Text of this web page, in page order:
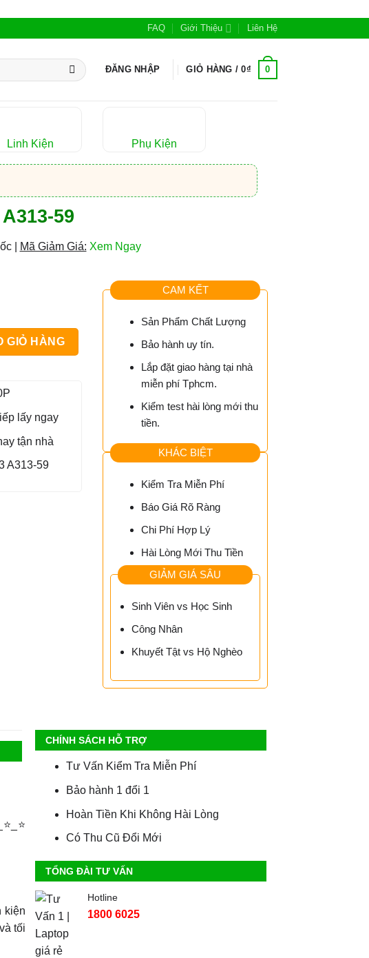
FAQ Giới Thiệu Liên Hệ
ĐĂNG NHẬP GIỎ HÀNG /0₫ 0
Linh Kiện Phụ Kiện
59
| Mã Giảm Giá: Xem Ngay
59 số lượng
GIỎ HÀNG
lấy ngay
tận nhà
A313-59
CAM KẾT
Sản Phẩm Chất Lượng
Bảo hành uy tín.
Lắp đặt giao hàng tại nhà
miễn phí Tphcm.
Kiểm test hài lòng mới thu
tiền.
KHÁC BIỆT
Kiểm Tra Miễn Phí
Báo Giá Rõ Ràng
Chi Phí Hợp Lý
Hài Lòng Mới Thu Tiền
GIẢM GIÁ SÂU
Sinh Viên vs Học Sinh
Công Nhân
Khuyết Tật vs Hộ Nghèo
kiện
tối
CHÍNH SÁCH HỖ TRỢ
Tư Vấn Kiểm Tra Miễn Phí
Bảo hành 1 đổi 1
Hoàn Tiền Khi Không Hài Lòng
Có Thu Cũ Đổi Mới
TỔNG ĐÀI TƯ VẤN
Hotline
1800 6025